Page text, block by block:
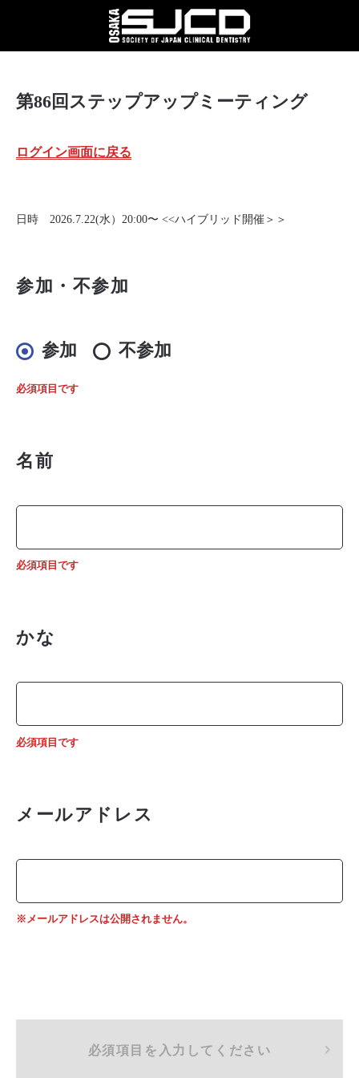
第86回ステップアップミーティング
ログイン画面に戻る
日時 2026.7.22(水）20:00〜 <<ハイブリッド開催＞＞
参加・不参加
参加 不参加
必須項目です
名前
必須項目です
かな
必須項目です
メールアドレス
※メールアドレスは公開されません。